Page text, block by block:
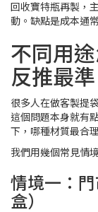
回收寶特瓶再製，
動。缺點是成本通
不同用
反推最準
很多人在做客製提
這個問題本身就有
下，哪種材質最合理
我們用幾個常見情
情境一：
盒）